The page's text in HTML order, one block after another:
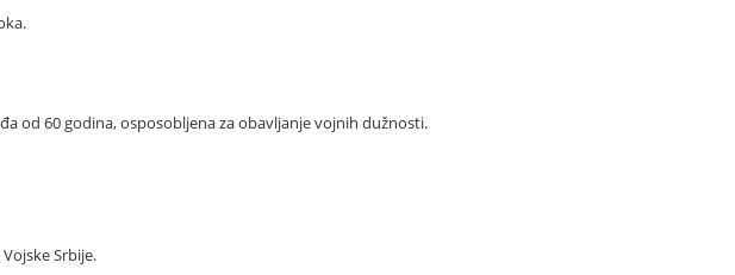
od 60 godina, osposobljena za obavljanje vojnih dužnosti.
Srbije.